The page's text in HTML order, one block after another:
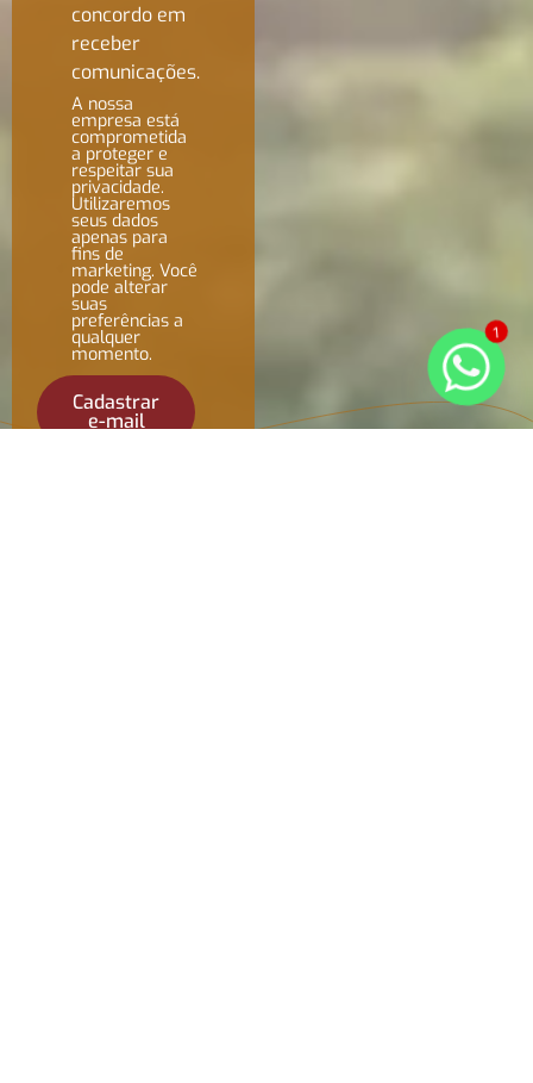
concordo em
receber
comunicações.
A nossa
empresa está
comprometida
a proteger e
respeitar sua
privacidade.
Utilizaremos
seus dados
apenas para
fins de
marketing. Você
pode alterar
suas
preferências a
qualquer
momento.
Cadastrar
e-mail
1